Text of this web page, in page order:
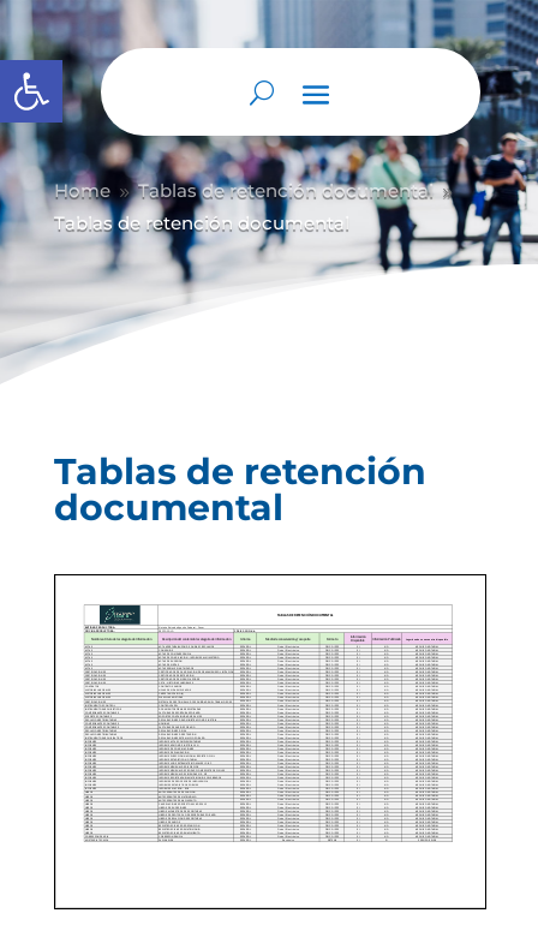
Abrir barra de herramientas
Home 9 Tablas de retención documental 9
Tablas de retención documental
Tablas de retención
documental